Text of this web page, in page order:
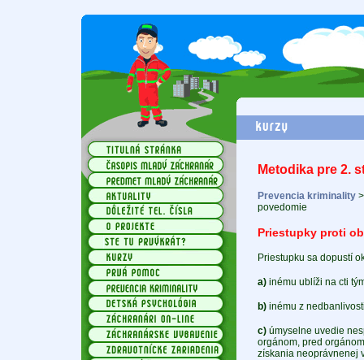
Metodika pre 2.
Prevencia kriminality
povedomie
Priestupky proti
Priestupku sa dopustí
a)inému ublíži na cti
b)inému z
c)úmyselne uvedie
orgánom, pred
získania neoprávnenej